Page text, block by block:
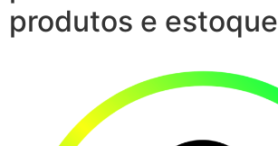
produtos e estoque